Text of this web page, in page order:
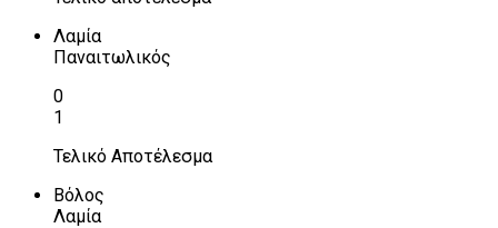
Λαμία
Παναιτωλικός
0
1
Τελικό Αποτέλεσμα
Βόλος
Λαμία